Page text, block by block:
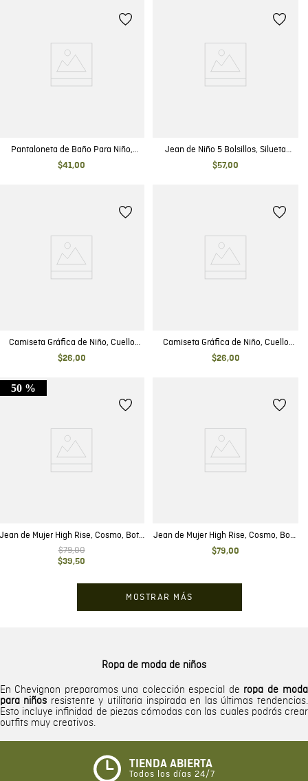
Pantaloneta de Baño Para Niño,
Regular Fit - Estampado Hojas
$41,00
Jean de Niño 5 Bolsillos, Silueta
Ajustada - Azul Oscuro
$57,00
Camiseta Gráfica de Niño, Cuello
Redondo - Tela Jaspe Diseño Frontal
Estampado
$26,00
Camiseta Gráfica de Niño, Cuello
Redondo - Diseño Frontal Estampado
$26,00
50 %
Jean de Mujer High Rise, Cosmo, Bota
Skinny - Azul Ultra Oscuro
$79,00
$39,50
Jean de Mujer High Rise, Cosmo, Boot
Cut - Azul Medio
$79,00
MOSTRAR MÁS
Ropa de moda de niños
En Chevignon preparamos una colección especial de ropa de moda
para niños resistente y utilitaria inspirada en las últimas tendencias.
Esto incluye infinidad de piezas cómodas con las cuales podrás crear
outfits muy creativos.
TIENDA ABIERTA
Todos los días 24/7